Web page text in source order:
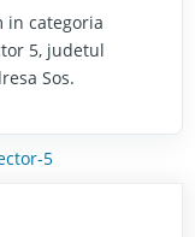
in categoria
5, judetul
Sos.
5